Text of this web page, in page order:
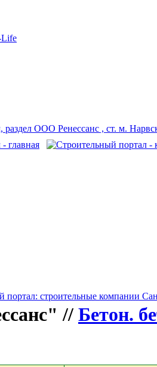
Life
портал: строительные компании
// Бетон.